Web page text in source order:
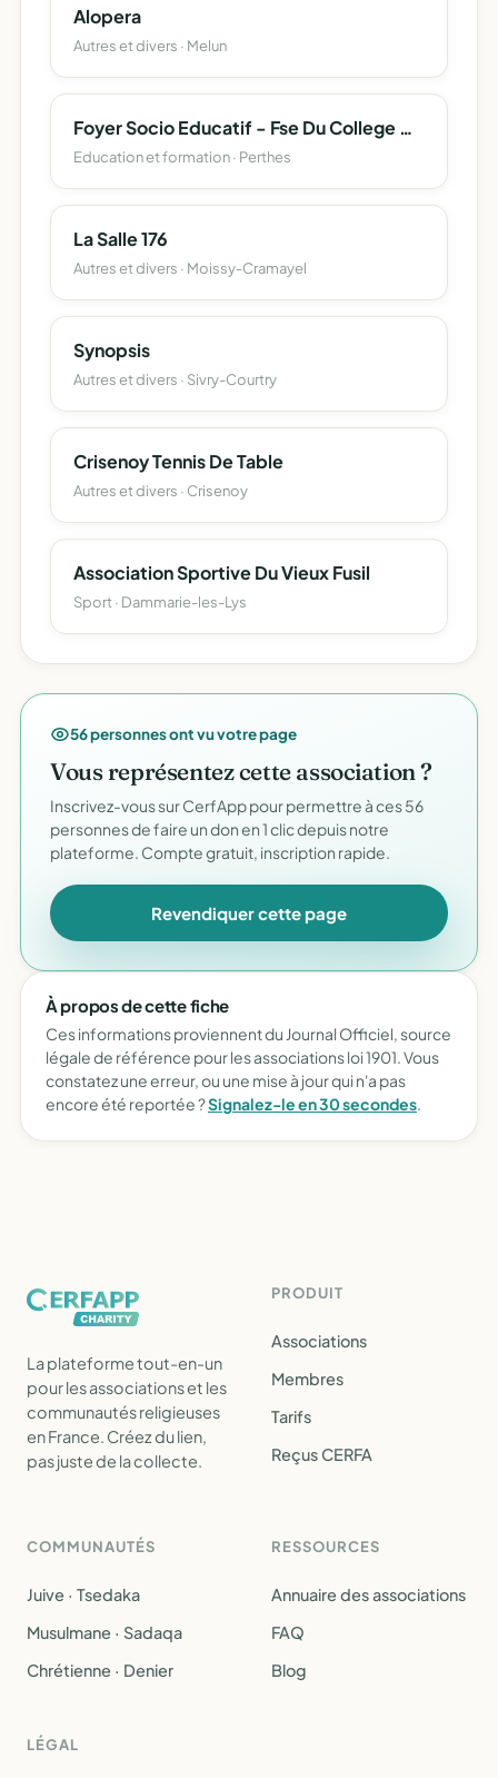
Alopera
Autres et divers · Melun
Foyer Socio Educatif - Fse Du College Christine De Pisan
Education et formation · Perthes
La Salle 176
Autres et divers · Moissy-Cramayel
Synopsis
Autres et divers · Sivry-Courtry
Crisenoy Tennis De Table
Autres et divers · Crisenoy
Association Sportive Du Vieux Fusil
Sport · Dammarie-les-Lys
56 personnes ont vu votre page
Vous représentez cette association ?
Inscrivez-vous sur CerfApp pour permettre à ces 56
personnes de faire un don en 1 clic depuis notre
plateforme. Compte gratuit, inscription rapide.
Revendiquer cette page
À propos de cette fiche
Ces informations proviennent du Journal Officiel, source
légale de référence pour les associations loi 1901. Vous
constatez une erreur, ou une mise à jour qui n'a pas
encore été reportée ?Signalez-le en 30 secondes.
La plateforme tout-en-un
pour les associations et les
communautés religieuses
en France. Créez du lien,
pas juste de la collecte.
PRODUIT
Associations
Membres
Tarifs
Reçus CERFA
COMMUNAUTÉS
Juive · Tsedaka
Musulmane · Sadaqa
Chrétienne · Denier
RESSOURCES
Annuaire des associations
FAQ
Blog
LÉGAL